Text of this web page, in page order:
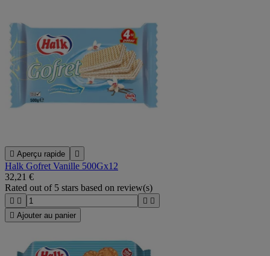
 Aperçu rapide 
Halk Gofret Vanille 500Gx12
32,21 €
Rated out of 5 stars based on review(s)
   
 Ajouter au panier